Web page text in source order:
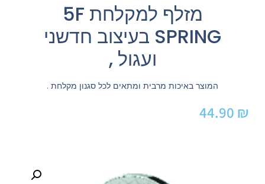
מזלף למקלחת 5F
SPRING בעיצוב חדשני
ועגול ,
המוצר באיכות מרבית ומתאים לכל סגנון מקלחת .
44.90 ₪